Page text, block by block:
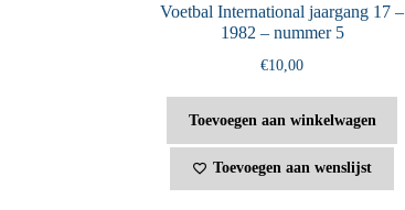
Voetbal International jaargang 17 –
1982 – nummer 5
€10,00
Toevoegen aan winkelwagen
Toevoegen aan wenslijst